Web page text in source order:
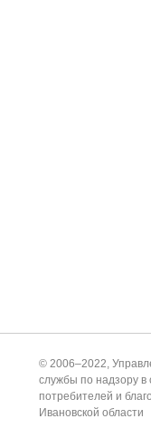
© 2006–2022,
службы по надзору
потребителей и
Ивановской области